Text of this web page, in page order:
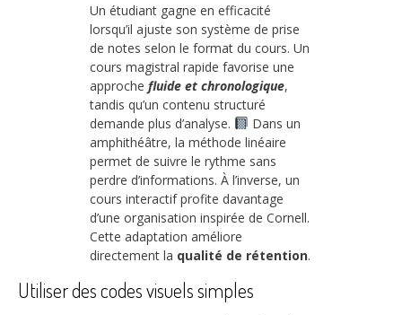
Un étudiant gagne en efficacité
lorsqu’il ajuste son système de prise
de notes selon le format du cours. Un
cours magistral rapide favorise une
approche fluide et chronologique,
tandis qu’un contenu structuré
demande plus d’analyse.
Dans un
amphithéâtre, la méthode linéaire
permet de suivre le rythme sans
perdre d’informations. À l’inverse, un
cours interactif profite davantage
d’une organisation inspirée de Cornell.
Cette adaptation améliore
directement la qualité de rétention.
Utiliser des codes visuels simples